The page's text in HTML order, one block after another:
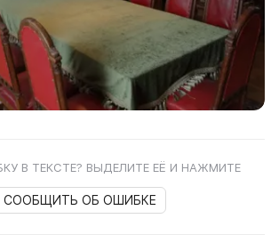
В ТЕКСТЕ? ВЫДЕЛИТЕ ЕЁ И НАЖМИТЕ
СООБЩИТЬ ОБ ОШИБКЕ